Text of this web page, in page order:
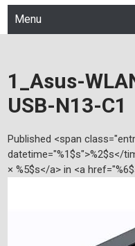
Menu
1_Asus-
USB-N13-C1
Published <span
datetime="%1$s">%2$s</
× %5$s</a> in <a